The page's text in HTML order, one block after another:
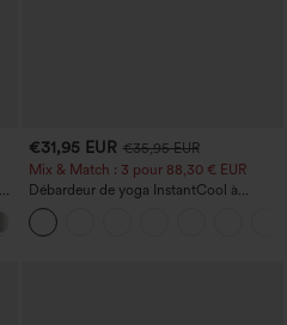
€31,95 EUR €35,95 EUR
Mix & Match : 3 pour 88,30 € EUR
Débardeur de yoga InstantCool à
encolure en U et ourlet arrondi –
UPF50+